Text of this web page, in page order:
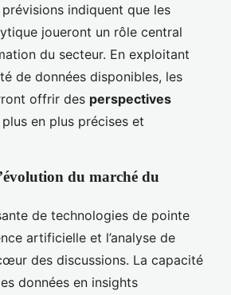
indiquent que les
joueront un rôle central
du secteur. En exploitant
de données disponibles, les
offrir des perspectives
en plus précises et
du marché du
de technologies de pointe
artificielle et l’analyse de
des discussions. La capacité
données en insights